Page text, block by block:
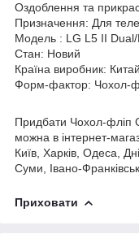
Оздоблення та
Призначення: Для
Модель : LG L5 II
Стан: Новий
Країна виробник: Китай
Форм-фактор: Чохол-
Придбати Чохол-фліп
можна в інтернет-
Київ, Харків, Одеса,
Суми, Івано-
Приховати